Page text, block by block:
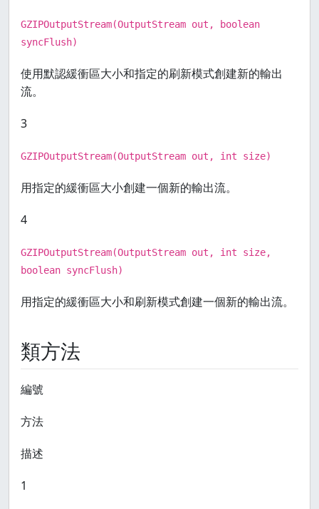
GZIPOutputStream(OutputStream out, boolean
syncFlush)
使用默認緩衝區大小和指定的刷新模式創建新的輸出
流。
3
GZIPOutputStream(OutputStream out, int size)
用指定的緩衝區大小創建一個新的輸出流。
4
GZIPOutputStream(OutputStream out, int size,
boolean syncFlush)
用指定的緩衝區大小和刷新模式創建一個新的輸出流。
類方法
編號
方法
描述
1